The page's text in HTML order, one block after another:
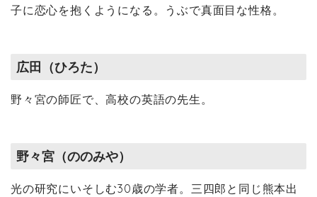
子に恋心を抱くようになる。うぶで真面目な性格。
広田（ひろた）
野々宮の師匠で、高校の英語の先生。
野々宮（ののみや）
光の研究にいそしむ30歳の学者。三四郎と同じ熊本出